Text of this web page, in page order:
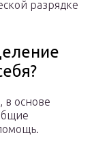
разрядке
основе